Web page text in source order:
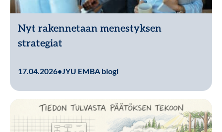
Nyt rakennetaan menestyksen
strategiat
17.04.2026•JYU EMBA blogi